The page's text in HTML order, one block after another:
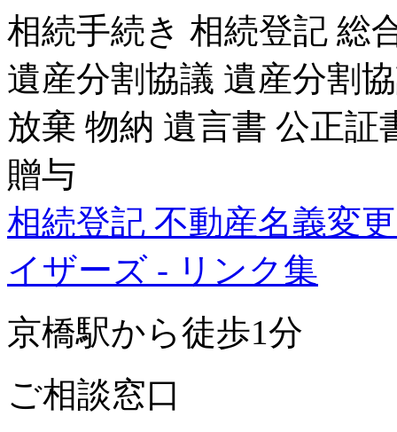
相続手続き 相続登記 総
遺産分割協議 遺産分割
放棄 物納 遺言書 公正証
贈与
相続登記 不動産名義変
イザーズ - リンク集
京橋駅から徒歩1分
ご相談窓口